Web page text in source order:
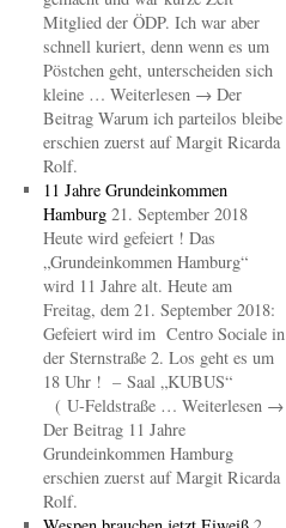
Mitglied der ÖDP. Ich war aber
schnell kuriert, denn wenn es um
Pöstchen geht, unterscheiden sich
kleine … Weiterlesen → Der
Beitrag Warum ich parteilos bleibe
erschien zuerst auf Margit Ricarda
Rolf.
11 Jahre Grundeinkommen
Hamburg 21. September 2018
Heute wird gefeiert ! Das
„Grundeinkommen Hamburg“
wird 11 Jahre alt. Heute am
Freitag, dem 21. September 2018:
Gefeiert wird im Centro Sociale in
der Sternstraße 2. Los geht es um
18 Uhr ! – Saal „KUBUS“
( U-Feldstraße … Weiterlesen →
Der Beitrag 11 Jahre
Grundeinkommen Hamburg
erschien zuerst auf Margit Ricarda
Rolf.